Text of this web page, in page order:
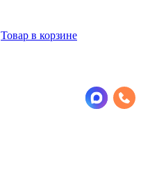
Товар в корзине